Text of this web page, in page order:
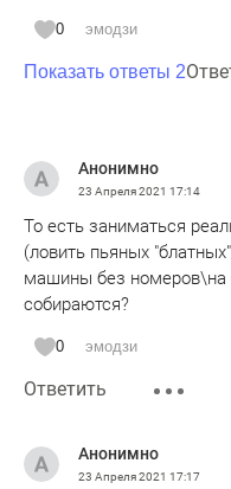
0 эмодзи
Показать ответы 2
Анонимно
23 Апреля 2021 17:14
То есть заниматься
(ловить пьяных
машины без номеров\на
собираются?
0 эмодзи
Ответить
Анонимно
23 Апреля 2021 17:17